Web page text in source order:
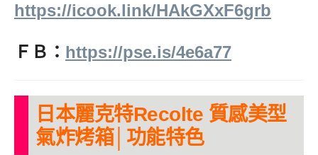
https://icook.link/HAkGXxF6grb
ＦＢ： https://pse.is/4e6a77
日本麗克特Recolte 質感美型
氣炸烤箱│功能特色